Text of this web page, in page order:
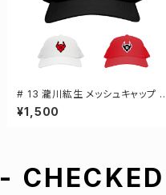
# 13 瀧川紘生 メッシュキャップ
手還元 3カラー 000700
¥1,500
-